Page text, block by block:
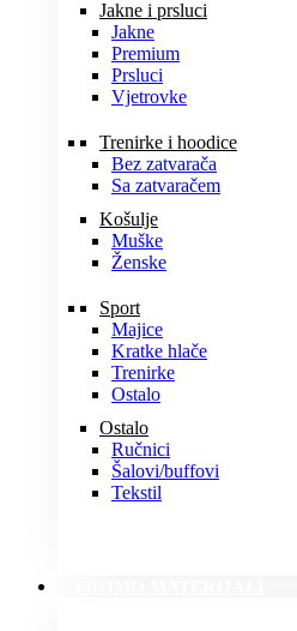
Jakne i prsluci
Jakne
Premium
Prsluci
Vjetrovke
Trenirke i hoodice
Bez zatvarača
Sa zatvaračem
Košulje
Muške
Ženske
Sport
Majice
Kratke hlače
Trenirke
Ostalo
Ostalo
Ručnici
Šalovi/buffovi
Tekstil